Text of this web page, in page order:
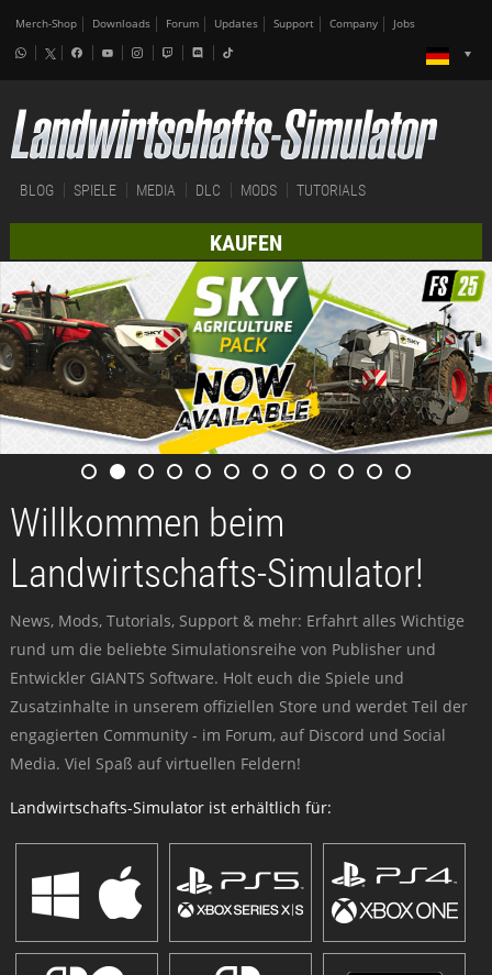
Merch-Shop Downloads Forum Updates Support Company Jobs
BLOG SPIELE MEDIA DLC MODS TUTORIALS
KAUFEN
Willkommen beim
Landwirtschafts-Simulator!
News, Mods, Tutorials, Support & mehr: Erfahrt alles Wichtige
rund um die beliebte Simulationsreihe von Publisher und
Entwickler GIANTS Software. Holt euch die Spiele und
Zusatzinhalte in unserem offiziellen Store und werdet Teil der
engagierten Community - im Forum, auf Discord und Social
Media. Viel Spaß auf virtuellen Feldern!
Landwirtschafts-Simulator ist erhältlich für: